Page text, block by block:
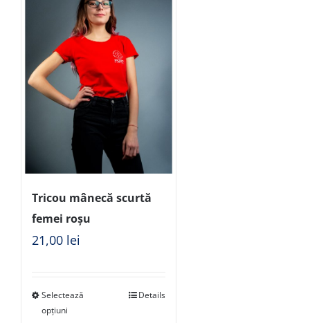
Tricou mânecă scurtă
femei roșu
21,00 lei
Selectează
opțiuni
Details